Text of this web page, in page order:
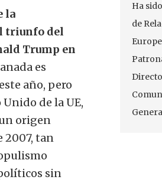
la
triunfo del
Trump en
es
año, pero
de la UE,
origen
2007, tan
sin
Ha
de